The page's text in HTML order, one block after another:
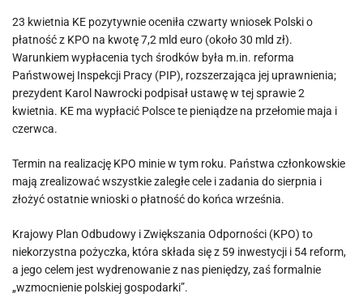
23 kwietnia KE pozytywnie oceniła czwarty wniosek Polski o
płatność z KPO na kwotę 7,2 mld euro (około 30 mld zł).
Warunkiem wypłacenia tych środków była m.in. reforma
Państwowej Inspekcji Pracy (PIP), rozszerzająca jej uprawnienia;
prezydent Karol Nawrocki podpisał ustawę w tej sprawie 2
kwietnia. KE ma wypłacić Polsce te pieniądze na przełomie maja i
czerwca.
Termin na realizację KPO minie w tym roku. Państwa członkowskie
mają zrealizować wszystkie zaległe cele i zadania do sierpnia i
złożyć ostatnie wnioski o płatność do końca września.
Krajowy Plan Odbudowy i Zwiększania Odporności (KPO) to
niekorzystna pożyczka, która składa się z 59 inwestycji i 54 reform,
a jego celem jest wydrenowanie z nas pieniędzy, zaś formalnie
„wzmocnienie polskiej gospodarki”.